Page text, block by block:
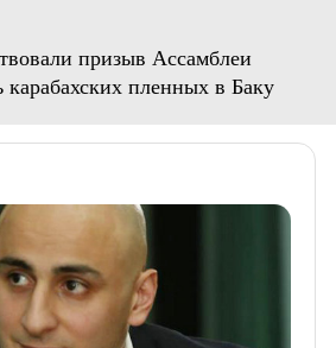
призыв Ассамблеи
карабахских пленных в Баку